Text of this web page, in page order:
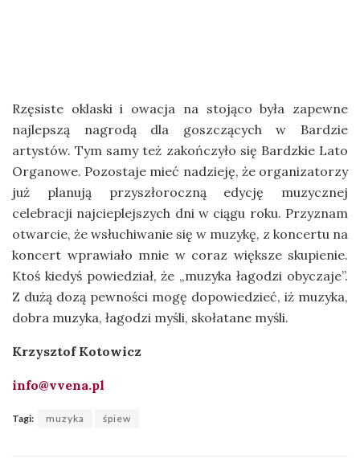
Rzęsiste oklaski i owacja na stojąco była zapewne
najlepszą nagrodą dla goszczących w Bardzie
artystów. Tym samy też zakończyło się Bardzkie Lato
Organowe. Pozostaje mieć nadzieję, że organizatorzy
już planują przyszłoroczną edycję muzycznej
celebracji najcieplejszych dni w ciągu roku. Przyznam
otwarcie, że wsłuchiwanie się w muzykę, z koncertu na
koncert wprawiało mnie w coraz większe skupienie.
Ktoś kiedyś powiedział, że „muzyka łagodzi obyczaje”.
Z dużą dozą pewności mogę dopowiedzieć, iż muzyka,
dobra muzyka, łagodzi myśli, skołatane myśli.
Krzysztof Kotowicz
info@vvena.pl
Tagi: muzyka śpiew